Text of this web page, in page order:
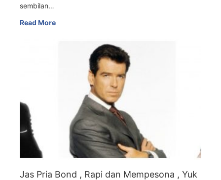
sembilan…
Read More
Jas Pria Bond , Rapi dan Mempesona , Yuk